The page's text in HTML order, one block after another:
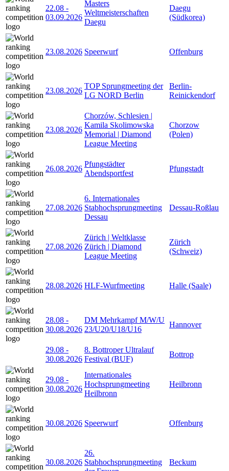
22.08 -
03.09.2026
Masters
Weltmeisterschaften
Daegu
Daegu
(Südkorea)
23.08.2026 Speerwurf Offenburg
23.08.2026
TOP Sprungmeeting der
LG NORD Berlin
Berlin-
Reinickendorf
23.08.2026
Chorzów, Schlesien |
Kamila Skolimowska
Memorial | Diamond
League Meeting
Chorzow
(Polen)
26.08.2026
Pfungstädter
Abendsportfest
Pfungstadt
27.08.2026
6. Internationales
Stabhochsprungmeeting
Dessau
Dessau-Roßlau
27.08.2026
Zürich | Weltklasse
Zürich | Diamond
League Meeting
Zürich
(Schweiz)
28.08.2026 HLF-Wurfmeeting Halle (Saale)
28.08 -
30.08.2026
DM Mehrkampf M/W/U
23/U20/U18/U16
Hannover
29.08 -
30.08.2026
8. Bottroper Ultralauf
Festival (BUF)
Bottrop
29.08 -
30.08.2026
Internationales
Hochsprungmeeting
Heilbronn
Heilbronn
30.08.2026 Speerwurf Offenburg
30.08.2026
26.
Stabhochsprungmeeting
Beckum